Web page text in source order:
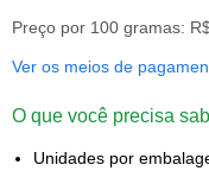
Preço por 100 gramas:
Ver os meios de
O que você precisa
Unidades por